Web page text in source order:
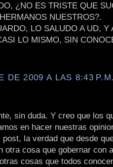
¿NO ES TRISTE QUE
NUESTROS?.
LO SALUDO A UD, Y
LO MISMO, SIN
DE 2009 A LAS 8:43
sin duda. Y creo que los
en hacer nuestras
la verdad que desde
otra cosa que gobernar con
cosas que todos